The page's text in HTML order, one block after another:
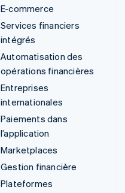
E-commerce
Services financiers
intégrés
Automatisation des
opérations financières
Entreprises
internationales
Paiements dans
l’application
Marketplaces
Gestion financière
Plateformes